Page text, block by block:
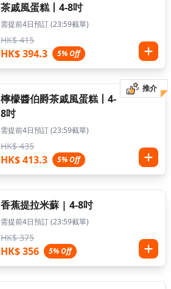
茶戚風蛋糕丨4-8吋
需提前4日預訂 (23:59截單)
HK$ 415
HK$ 394.3 5% Off
推介
檸檬醬伯爵茶戚風蛋糕丨4-
8吋
需提前4日預訂 (23:59截單)
HK$ 435
HK$ 413.3 5% Off
香蕉提拉米蘇 | 4-8吋
需提前4日預訂 (23:59截單)
HK$ 375
HK$ 356 5% Off